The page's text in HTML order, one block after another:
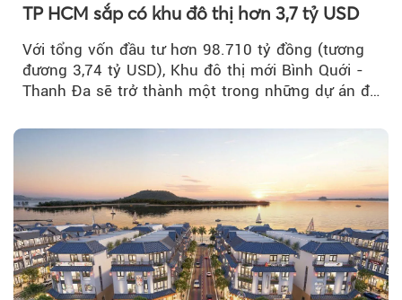
TP HCM sắp có khu đô thị hơn 3,7 tỷ USD
Với tổng vốn đầu tư hơn 98.710 tỷ đồng (tương
đương 3,74 tỷ USD), Khu đô thị mới Bình Quới -
Thanh Đa sẽ trở thành một trong những dự án đô